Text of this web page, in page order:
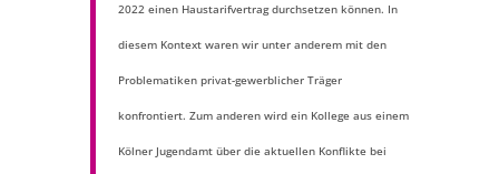
2022 einen Haustarifvertrag durchsetzen können. In
diesem Kontext waren wir unter anderem mit den
Problematiken privat-gewerblicher Träger
konfrontiert. Zum anderen wird ein Kollege aus einem
Kölner Jugendamt über die aktuellen Konflikte bei